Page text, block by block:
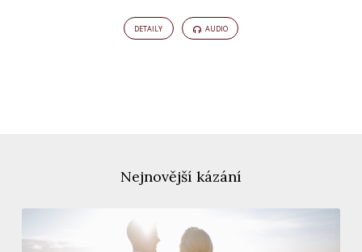
DETAILY AUDIO
Nejnovější kázání